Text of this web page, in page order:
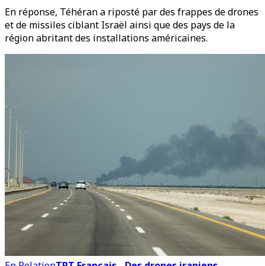
En réponse, Téhéran a riposté par des frappes de drones
et de missiles ciblant Israël ainsi que des pays de la
région abritant des installations américaines.